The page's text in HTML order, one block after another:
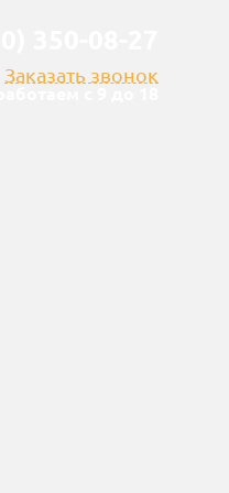
Заказать звонок